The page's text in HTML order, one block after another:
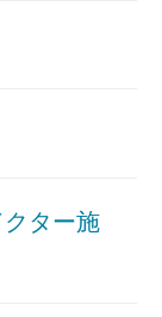
ター施